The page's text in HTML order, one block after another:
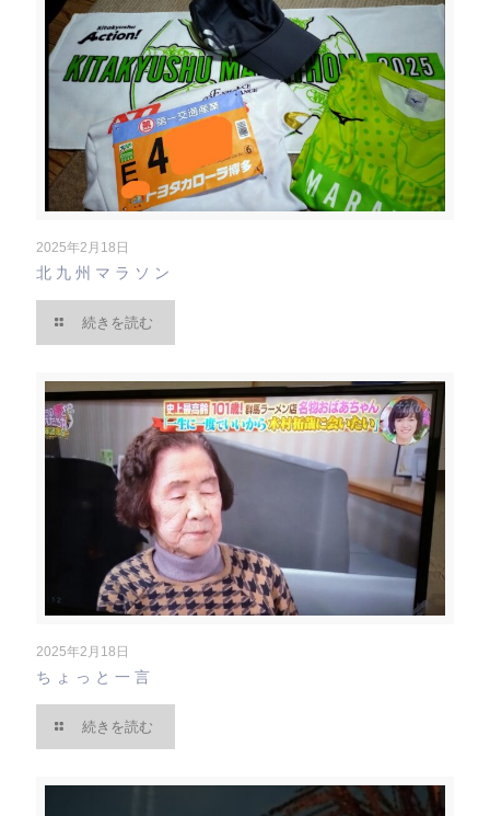
2025年2月18日
北九州マラソン
続きを読む
2025年2月18日
ちょっと一言
続きを読む